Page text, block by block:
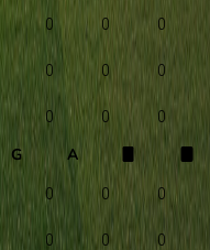
0 0 0
0 0 0
0 0 0
G A
0 0 0
0 0 0